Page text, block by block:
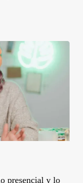
presencial y lo